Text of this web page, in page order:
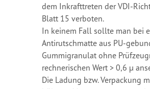
dem Inkrafttreten der VDI-
Blatt 15 verboten.
In keinem Fall sollte man bei
Antirutschmatte aus PU-
Gummigranulat ohne
rechnerischen Wert > 0,6 µ
Die Ladung bzw. Verpackung